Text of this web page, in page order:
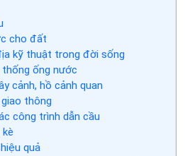
cho đất
kỹ thuật trong đời sống
ống nước
cảnh, hồ cảnh quan
thông
công trình dẫn cầu
quả